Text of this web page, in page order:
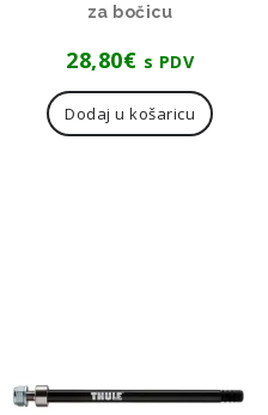
za bočicu
28,80€ s PDV
Dodaj u košaricu